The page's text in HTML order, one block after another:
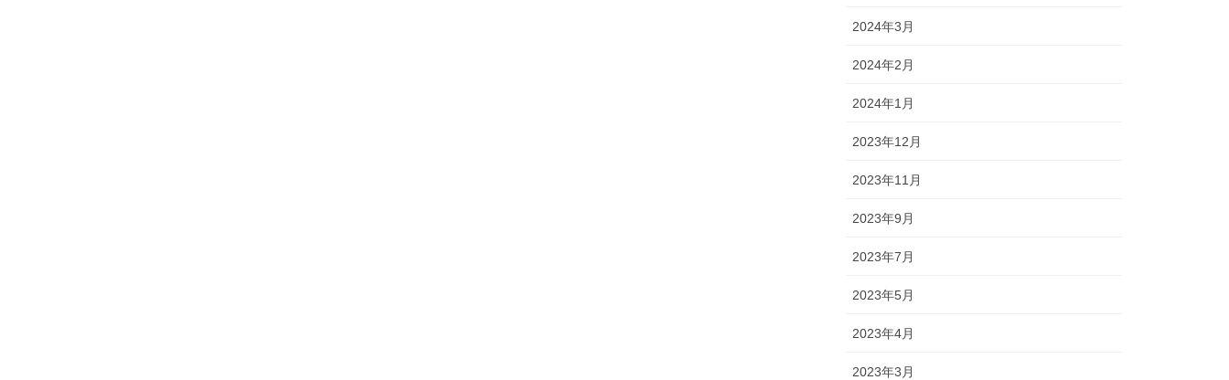
2024年3月
2024年2月
2024年1月
2023年12月
2023年11月
2023年9月
2023年7月
2023年5月
2023年4月
2023年3月